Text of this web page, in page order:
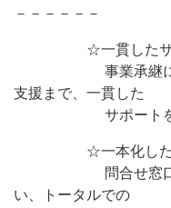
－－－－－－
☆一貫したサ
事業承継に特化
支援まで、一貫した
サポートを提
☆一本化したサ
問合せ窓口を一
い、トータルでの